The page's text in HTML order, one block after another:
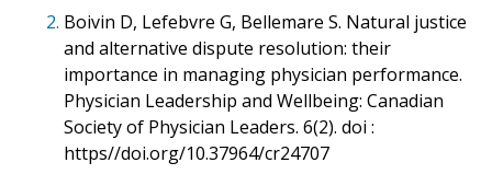
2. Boivin D, Lefebvre G, Bellemare S. Natural justice
and alternative dispute resolution: their
importance in managing physician performance.
Physician Leadership and Wellbeing: Canadian
Society of Physician Leaders. 6(2). doi :
https//doi.org/10.37964/cr24707